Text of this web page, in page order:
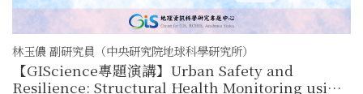
林玉儂 副研究員（中央研究院地球科學研究所）
【GIScience專題演講】Urban Safety and
Resilience: Structural Health Monitoring using